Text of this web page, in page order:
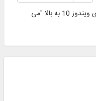
"این محصول قابل نصب بر روی ویندوز 10 به بالا "می